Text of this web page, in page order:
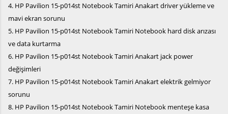
4. HP Pavilion 15-p014st Notebook Tamiri Anakart driver yükleme ve
mavi ekran sorunu
5. HP Pavilion 15-p014st Notebook Tamiri Notebook hard disk arızası
ve data kurtarma
6. HP Pavilion 15-p014st Notebook Tamiri Anakart jack power
değişimleri
7. HP Pavilion 15-p014st Notebook Tamiri Anakart elektrik gelmiyor
sorunu
8. HP Pavilion 15-p014st Notebook Tamiri Notebook menteşe kasa